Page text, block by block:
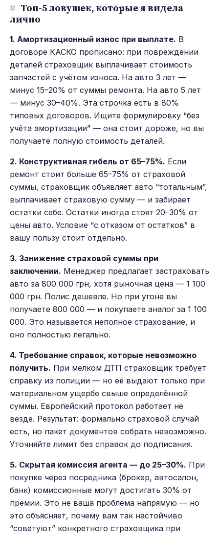
# Топ-5 ловушек, которые я видела
лично
1. Амортизационный износ при выплате. В
договоре КАСКО прописано: при повреждении
деталей страховщик выплачивает стоимость
запчастей с учётом износа. На авто 3 лет —
минус 15–20% от суммы ремонта. На авто 5 лет
— минус 30–40%. Эта строчка есть в 80%
типовых договоров. Ищите формулировку “без
учёта амортизации” — она стоит дороже, но вы
получаете полную стоимость деталей.
2. Конструктивная гибель от 65–75%. Если
ремонт стоит больше 65–75% от страховой
суммы, страховщик объявляет авто “тотальным”,
выплачивает страховую сумму — и забирает
остатки себе. Остатки иногда стоят 20–30% от
цены авто. Условие “с отказом от остатков” в
вашу пользу стоит отдельно.
3. Занижение страховой суммы при
заключении. Менеджер предлагает застраховать
авто за 800 000 грн, хотя рыночная цена — 1 100
000 грн. Полис дешевле. Но при угоне вы
получаете 800 000 — и покупаете аналог за 1 100
000. Это называется неполное страхование, и
оно полностью легально.
4. Требование справок, которые невозможно
получить. При мелком ДТП страховщик требует
справку из полиции — но её выдают только при
материальном ущербе свыше определённой
суммы. Европейский протокол работает не
везде. Результат: формально страховой случай
есть, но пакет документов собрать невозможно.
Уточняйте лимит без справок до подписания.
5. Скрытая комиссия агента — до 25–30%. При
покупке через посредника (брокер, автосалон,
банк) комиссионные могут достигать 30% от
премии. Это не ваша проблема напрямую — но
это объясняет, почему вам так настойчиво
“советуют” конкретного страховщика при